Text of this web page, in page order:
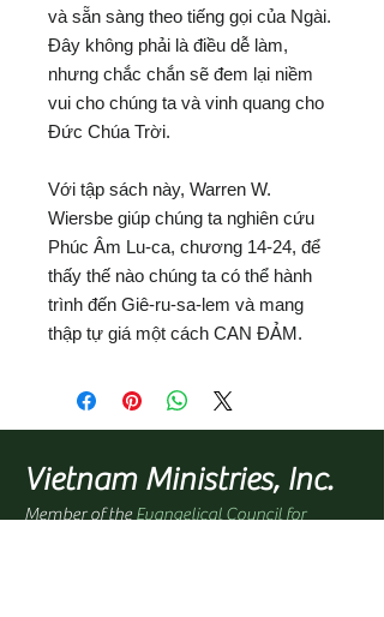
và sẵn sàng theo tiếng gọi của Ngài.
Đây không phải là điều dễ làm,
nhưng chắc chắn sẽ đem lại niềm
vui cho chúng ta và vinh quang cho
Đức Chúa Trời.
Với tập sách này, Warren W.
Wiersbe giúp chúng ta nghiên cứu
Phúc Âm Lu-ca, chương 14-24, để
thấy thế nào chúng ta có thể hành
trình đến Giê-ru-sa-lem và mang
thập tự giá một cách CAN ĐẢM.
Vietnam Ministries, Inc.
Member of the Evangelical Council for